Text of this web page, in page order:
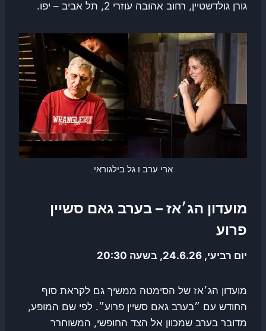
גורן גולדשטיין, רחוב אהובה עוזרי 2, תל אביב – יפו.
ארי ערב ו גל בילגוראי
מועדון הג׳אז – בערב גאם סשיין
פרוע
יום רביעי, 24.6.26, בשעה 20:30
מועדון הג׳אז של הסימטה ממשיך גם לקראת סוף
החודש עם ״בערב גאם סשיין פרוע״. לפי שם המופע,
מדובר בערב שמכוון אל הצד החופשי, המשוחרר